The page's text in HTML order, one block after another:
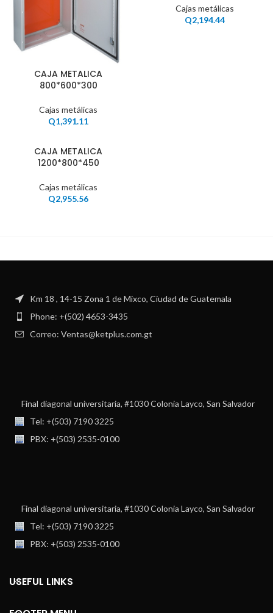
CAJA METALICA
800*600*300
Cajas metálicas
Q1,391.11
Cajas metálicas
Q2,194.44
CAJA METALICA
1200*800*450
Cajas metálicas
Q2,955.56
Km 18 , 14-15 Zona 1 de Mixco, Ciudad de Guatemala
Phone: +(502) 4653-3435
Correo: Ventas@ketplus.com.gt
Final diagonal universitaria, #1030 Colonia Layco, San Salvador
Tel: +(503) 7190 3225
PBX: +(503) 2535-0100
Final diagonal universitaria, #1030 Colonia Layco, San Salvador
Tel: +(503) 7190 3225
PBX: +(503) 2535-0100
USEFUL LINKS